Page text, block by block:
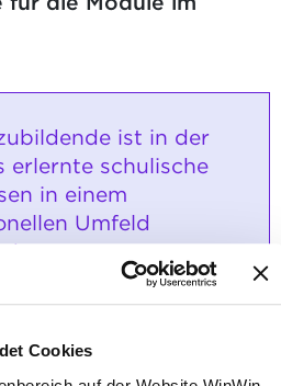
Cookies
ist in der
erlernte schulische
in einem
Umfeld